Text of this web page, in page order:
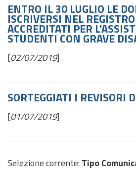
ENTRO IL 30 LUGLIO LE
ISCRIVERSI NEL
ACCREDITATI PER
STUDENTI CON GRAVE
[02/07/2019]
SORTEGGIATI I REVISORI
[01/07/2019]
Selezione corrente: Tipo